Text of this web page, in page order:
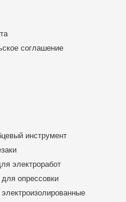
160 mm, KNIPEX 95 16
₽
В корзину
соглашение
инструмент
электроработ
опрессовки